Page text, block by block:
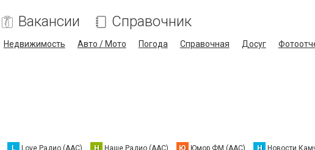
Вакансии Справочник
Недвижимость Авто / Мото Погода Справочная Досуг
L Love Радио (AAC) Н Наше Радио (AAC) Ю Юмор ФМ (AAC) Н Новости